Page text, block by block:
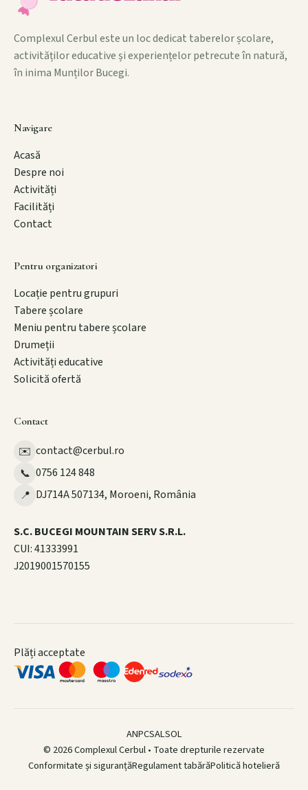
Complexul Cerbul este un loc dedicat taberelor școlare,
activităților educative și experiențelor petrecute în natură,
în inima Munților Bucegi.
Navigare
Acasă
Despre noi
Activități
Facilități
Contact
Pentru organizatori
Locație pentru grupuri
Tabere școlare
Meniu pentru tabere școlare
Drumeții
Activități educative
Solicită ofertă
Contact
✉️ contact@cerbul.ro
📞 0756 124 848
📍 DJ714A 507134, Moroeni, România
S.C. BUCEGI MOUNTAIN SERV S.R.L.
CUI: 41333991
J2019001570155
Plăți acceptate
ANPCSALSOL
© 2026 Complexul Cerbul • Toate drepturile rezervate
Conformitate și siguranțăRegulament tabărăPolitică hotelieră